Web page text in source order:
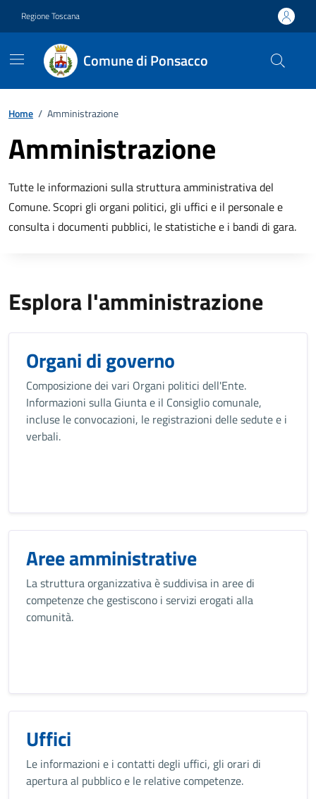
Regione Toscana
Comune di Ponsacco
Home / Amministrazione
Amministrazione
Descrizione breve
Tutte le informazioni sulla struttura amministrativa del
Comune. Scopri gli organi politici, gli uffici e il personale e
consulta i documenti pubblici, le statistiche e i bandi di gara.
Titolo
Esplora l'amministrazione
Organi di governo
Composizione dei vari Organi politici dell'Ente.
Informazioni sulla Giunta e il Consiglio comunale,
incluse le convocazioni, le registrazioni delle sedute e i
verbali.
Aree amministrative
La struttura organizzativa è suddivisa in aree di
competenze che gestiscono i servizi erogati alla
comunità.
Uffici
Le informazioni e i contatti degli uffici, gli orari di
apertura al pubblico e le relative competenze.